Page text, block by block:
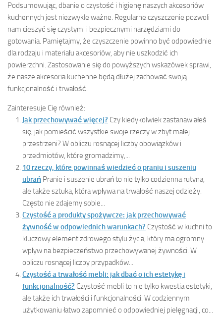
Podsumowując, dbanie o czystość i higienę naszych akcesoriów
kuchennych jest niezwykle ważne. Regularne czyszczenie pozwoli
nam cieszyć się czystymi i bezpiecznymi narzędziami do
gotowania. Pamiętajmy, że czyszczenie powinno być odpowiednie
dla rodzaju i materiału akcesoriów, aby nie uszkodzić ich
powierzchni. Zastosowanie się do powyższych wskazówek sprawi,
że nasze akcesoria kuchenne będą dłużej zachować swoją
funkcjonalność i trwałość.
Zainteresuje Cię również:
Jak przechowywać więcej? Czy kiedykolwiek zastanawiałeś
się, jak pomieścić wszystkie swoje rzeczy w zbyt małej
przestrzeni? W obliczu rosnącej liczby obowiązków i
przedmiotów, które gromadzimy,...
10 rzeczy, które powinnaś wiedzieć o praniu i suszeniu
ubrań Pranie i suszenie ubrań to nie tylko codzienna rutyna,
ale także sztuka, która wpływa na trwałość naszej odzieży.
Często nie zdajemy sobie...
Czystość a produkty spożywcze: jak przechowywać
żywność w odpowiednich warunkach? Czystość w kuchni to
kluczowy element zdrowego stylu życia, który ma ogromny
wpływ na bezpieczeństwo przechowywanej żywności. W
obliczu rosnącej liczby przypadków...
Czystość a trwałość mebli: jak dbać o ich estetykę i
funkcjonalność? Czystość mebli to nie tylko kwestia estetyki,
ale także ich trwałości i funkcjonalności. W codziennym
użytkowaniu łatwo zapomnieć o odpowiedniej pielęgnacji, co...